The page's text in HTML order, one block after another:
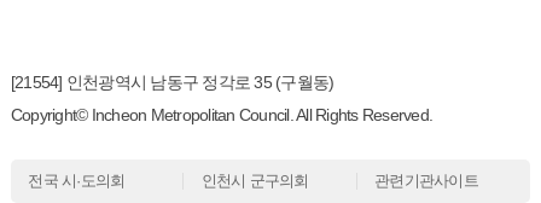
[21554] 인천광역시 남동구 정각로 35 (구월동)
Copyright© Incheon Metropolitan Council. All Rights Reserved.
전국 시·도의회 인천시 군구의회 관련기관사이트